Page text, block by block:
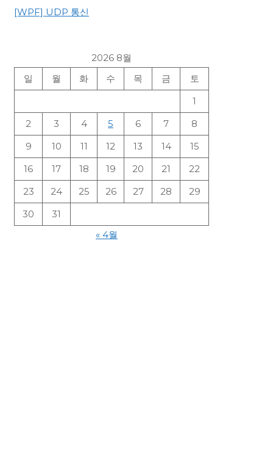
[WPF] UDP 통신
2026 8월
일
월 화 수 목 금
토
1
2
3 4 5 6 7
8
9
10 11 12 13 14
15
16
17 18 19 20 21
22
23
24 25 26 27 28
29
30
31
« 4월